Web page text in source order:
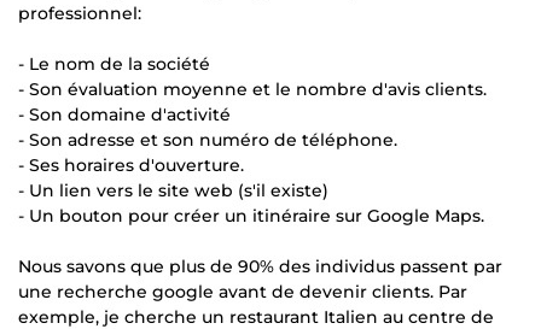
professionnel:
- Le nom de la société
- Son évaluation moyenne et le nombre d'avis clients.
- Son domaine d'activité
- Son adresse et son numéro de téléphone.
- Ses horaires d'ouverture.
- Un lien vers le site web (s'il existe)
- Un bouton pour créer un itinéraire sur Google Maps.
Nous savons que plus de 90% des individus passent par
une recherche google avant de devenir clients. Par
exemple, je cherche un restaurant Italien au centre de